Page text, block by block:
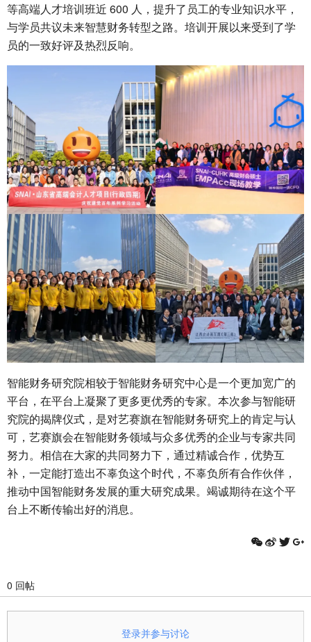
等高端人才培训班近 600 人，提升了员工的专业知识水平，
与学员共议未来智慧财务转型之路。培训开展以来受到了学
员的一致好评及热烈反响。
智能财务研究院相较于智能财务研究中心是一个更加宽广的
平台，在平台上凝聚了更多更优秀的专家。本次参与智能研
究院的揭牌仪式，是对艺赛旗在智能财务研究上的肯定与认
可，艺赛旗会在智能财务领域与众多优秀的企业与专家共同
努力。相信在大家的共同努力下，通过精诚合作，优势互
补，一定能打造出不辜负这个时代，不辜负所有合作伙伴，
推动中国智能财务发展的重大研究成果。竭诚期待在这个平
台上不断传输出好的消息。
0 回帖
登录并参与讨论